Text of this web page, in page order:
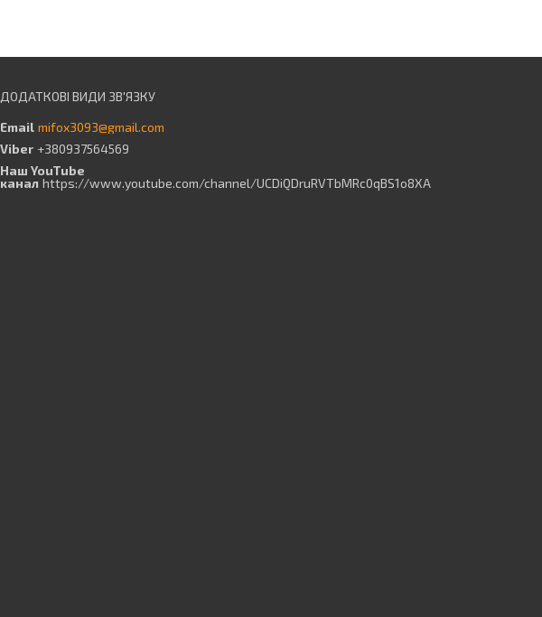
mifox3093@gmail.com
+380937564569
Наш YouTube
канал https://www.youtube.com/channel/UCDiQDruRVTbMRc0qBS1o8XA